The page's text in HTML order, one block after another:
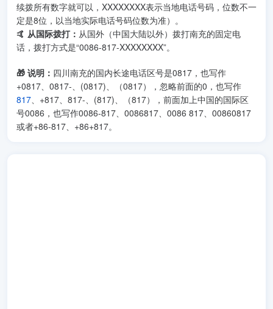
续拨所有数字就可以，XXXXXXXX表示当地电话号码，位数不一
定是8位，以当地实际电话号码位数为准）。
🤙 从国际拨打： 从国外（中国大陆以外）拨打南充的固定电
话，拨打方式是“0086-817-XXXXXXXX”。
🎁 说明： 四川南充的国内长途电话区号是0817，也写作
+0817、0817-、(0817)、（0817），忽略前面的0，也写作
817、+817、817-、(817)、（817），前面加上中国的国际区
号0086，也写作0086-817、0086817、0086 817、00860817
或者+86-817、+86+817。